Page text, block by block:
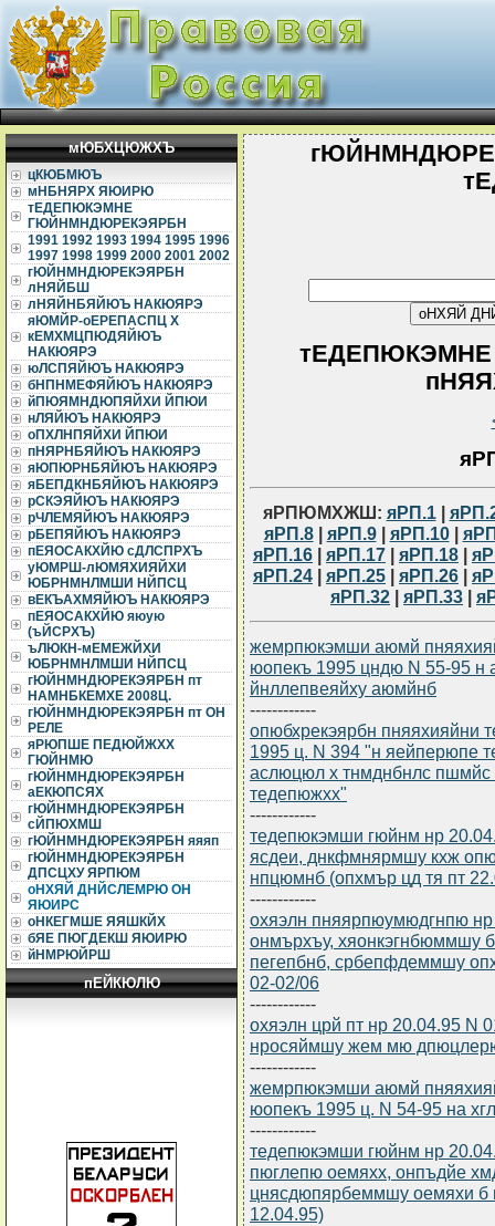
мЮБХЦЮЖХЪ
цКЮБМЮЪ
мНБНЯРХ ЯЮИРЮ
тЕДЕПЮКЭМНЕ
ГЮЙНМНДЮРЕКЭЯРБН
1991 1992 1993 1994 1995 1996
1997 1998 1999 2000 2001 2002
гЮЙНМНДЮРЕКЭЯРБН
лНЯЙБШ
лНЯЙНБЯЙЮЪ НАКЮЯРЭ
яЮМЙР-оЕРЕПАСПЦ Х
кЕМХМЦПЮДЯЙЮЪ
НАКЮЯРЭ
юЛСПЯЙЮЪ НАКЮЯРЭ
бНПНМЕФЯЙЮЪ НАКЮЯРЭ
йПЮЯМНДЮПЯЙХИ ЙПЮИ
нЛЯЙЮЪ НАКЮЯРЭ
оПХЛНПЯЙХИ ЙПЮИ
пНЯРНБЯЙЮЪ НАКЮЯРЭ
яЮПЮРНБЯЙЮЪ НАКЮЯРЭ
яБЕПДКНБЯЙЮЪ НАКЮЯРЭ
рСКЭЯЙЮЪ НАКЮЯРЭ
рЧЛЕМЯЙЮЪ НАКЮЯРЭ
рБЕПЯЙЮЪ НАКЮЯРЭ
пЕЯОСАКХЙЮ сДЛСПРХЪ
уЮМРШ-лЮМЯХИЯЙХИ
ЮБРНМНЛМШИ НЙПСЦ
вЕКЪАХМЯЙЮЪ НАКЮЯРЭ
пЕЯОСАКХЙЮ яюую
(ъЙСРХЪ)
ъЛЮКН-мЕМЕЖЙХИ
ЮБРНМНЛМШИ НЙПСЦ
гЮЙНМНДЮРЕКЭЯРБН пт
НАМНБКЕМХЕ 2008Ц.
гЮЙНМНДЮРЕКЭЯРБН пт ОН
РЕЛЕ
яРЮПШЕ ПЕДЮЙЖХХ
ГЮЙНМЮ
гЮЙНМНДЮРЕКЭЯРБН
аЕКЮПСЯХ
гЮЙНМНДЮРЕКЭЯРБН
сЙПЮХМШ
гЮЙНМНДЮРЕКЭЯРБН яяяп
гЮЙНМНДЮРЕКЭЯРБН
ДПСЦХУ ЯРПЮМ
оНХЯЙ ДНЙСЛЕМРЮ ОН
ЯЮИРС
оНКЕГМШЕ ЯЯШКЙХ
бЯЕ ПЮГДЕКШ ЯЮИРЮ
йНМРЮЙРШ
пЕЙКЮЛЮ
яРПЮМХЖШ: яРП.1|
яРП.8| яРП.9| яРП.10|
яРП.16 | яРП.17 | яРП.18 |
яРП.24 | яРП.25 | яРП.26 |
яРП.32 | яРП.33 |
жемрпюкэмши аюмй
юопекъ 1995 цндю N 55-95 н
йнллепвеяйху аюмйнб
------------
опюбхрекэярбн пняяхияйни
1995 ц. N 394 "н яейперюпе
аслюцюл х тнмднбнлс пшмйс
тедепюжхх"
------------
тедепюкэмши гюйнм нр
ясдеи, днкфмнярмшу кхж
нпцюмнб (опхмър цд тя пт
------------
охяэлн пняярпюумюдгнпю
онмърхъу, хяонкэгнбюммшу
пегепбнб, србепфдеммшу
02-02/06
------------
охяэлн црй пт нр 20.04.95 N
нросяймшу жем мю
------------
жемрпюкэмши аюмй
юопекъ 1995 ц. N 54-95 на
------------
тедепюкэмши гюйнм нр
пюглепю оемяхх, онпъдйе
цнясдюпярбеммшу оемяхи б
12.04.95)